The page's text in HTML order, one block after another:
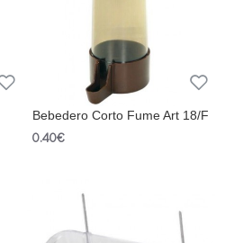
Bebedero Corto Fume Art 18/F
0.40€